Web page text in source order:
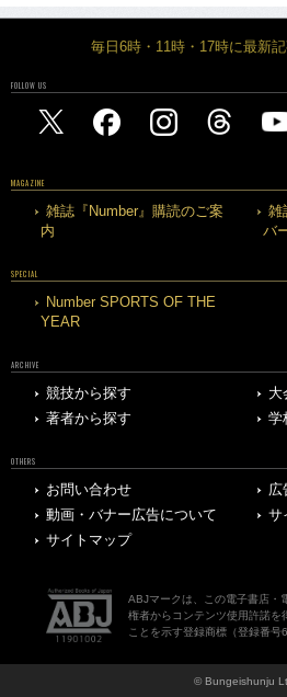
毎日6時・11時・17時に最新
FOLLOW US
MAGAZINE
雑誌『Number』購読のご案
内
雑
バ
SPECIAL
Number SPORTS OF THE
YEAR
ARCHIVE
競技から探す
大
著者から探す
学
OTHERS
お問い合わせ
広
動画・バナー広告について
サ
サイトマップ
ABJマークは、この電子書店・
権者からコンテンツ使用許諾を
ことを示す登録商標（登録番号
© Bungeishunju